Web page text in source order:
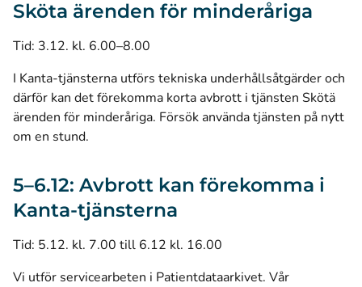
Sköta ärenden för minderåriga
Tid: 3.12. kl. 6.00–8.00
I Kanta-tjänsterna utförs tekniska underhållsåtgärder och
därför kan det förekomma korta avbrott i tjänsten Skötä
ärenden för minderåriga. Försök använda tjänsten på nytt
om en stund.
5–6.12: Avbrott kan förekomma i
Kanta-tjänsterna
Tid: 5.12. kl. 7.00 till 6.12 kl. 16.00
Vi utför servicearbeten i Patientdataarkivet. Vår